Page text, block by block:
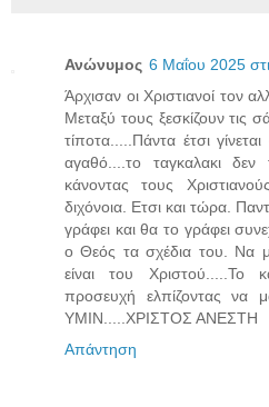
Ανώνυμος 6 Μαΐου 2025
Άρχισαν οι Χριστιανοί τον
Μεταξύ τους ξεσκίζουν τις
τίποτα.....Πάντα έτσι
αγαθό....το ταγκαλακι δεν
κάνοντας τους
διχόνοια. Ετσι και τώρα.
γράφει και θα το γράφει
ο Θεός τα σχέδια του. Να
είναι του Χριστού.....Το
προσευχή ελπίζοντας να
ΥΜΙΝ.....ΧΡΙΣΤΟΣ ΑΝΕΣΤΗ
Απάντηση